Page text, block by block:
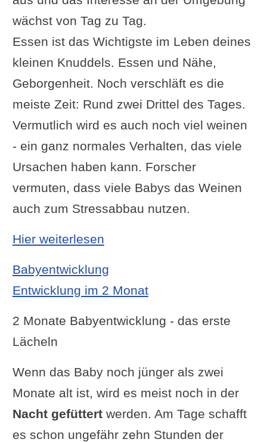
wächst von Tag zu Tag.
Essen ist das Wichtigste im Leben deines
kleinen Knuddels. Essen und Nähe,
Geborgenheit. Noch verschläft es die
meiste Zeit: Rund zwei Drittel des Tages.
Vermutlich wird es auch noch viel weinen
- ein ganz normales Verhalten, das viele
Ursachen haben kann. Forscher
vermuten, dass viele Babys das Weinen
auch zum Stressabbau nutzen.
Hier weiterlesen: Entwicklung im 1 Monat
Babyentwicklung
Entwicklung im 2 Monat
2 Monate Babyentwicklung - das erste
Lächeln
Wenn das Baby noch jünger als zwei
Monate alt ist, wird es meist noch in der
Nacht gefüttertwerden. Am Tage schafft
es schon ungefähr zehn Stunden der